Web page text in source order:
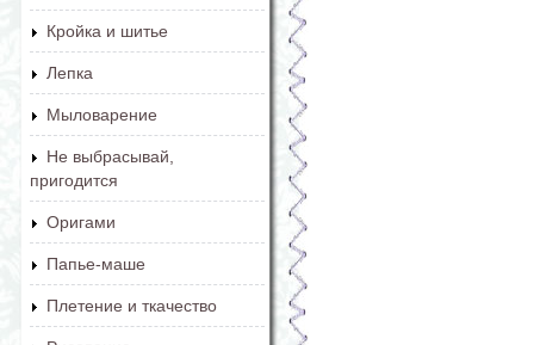
Кройка и шитье
Лепка
Мыловарение
Не выбрасывай,
пригодится
Оригами
Папье-маше
Плетение и ткачество